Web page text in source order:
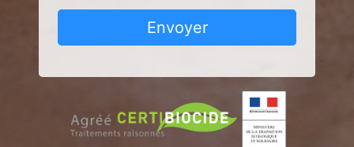
Envoyer